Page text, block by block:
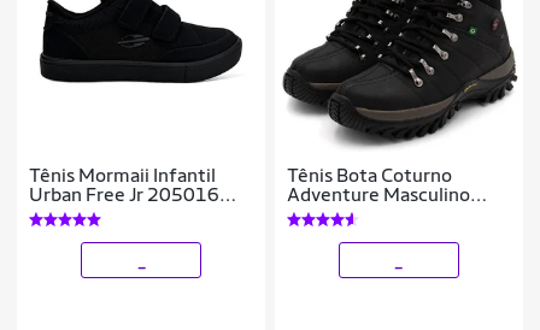
Tênis Mormaii Infantil
Urban Free Jr 205016
Preto/Grafite
Tênis Bota Coturno
Adventure Masculino
Infantil